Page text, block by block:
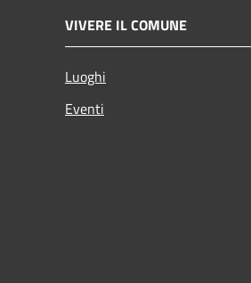
VIVERE IL COMUNE
Luoghi
Eventi